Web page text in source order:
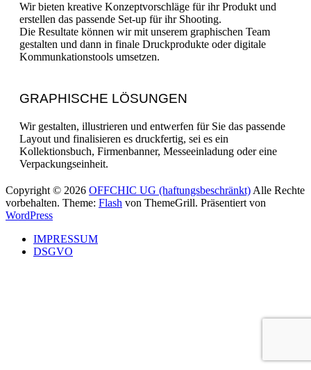
Wir bieten kreative Konzeptvorschläge für ihr Produkt und
erstellen das passende Set-up für ihr Shooting.
Die Resultate können wir mit unserem graphischen Team
gestalten und dann in finale Druckprodukte oder digitale
Kommunkationstools umsetzen.
GRAPHISCHE LÖSUNGEN
Wir gestalten, illustrieren und entwerfen für Sie das passende
Layout und finalisieren es druckfertig, sei es ein
Kollektionsbuch, Firmenbanner, Messeeinladung oder eine
Verpackungseinheit.
Copyright © 2026 OFFCHIC UG (haftungsbeschränkt) Alle Rechte
vorbehalten. Theme: Flash von ThemeGrill. Präsentiert von
WordPress
IMPRESSUM
DSGVO